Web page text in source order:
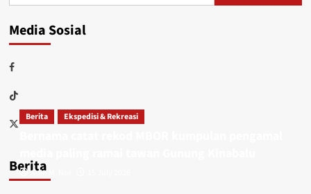
Media Sosial
Berita
Berita Ekspedisi & Rekreasi
Adin M. Nor